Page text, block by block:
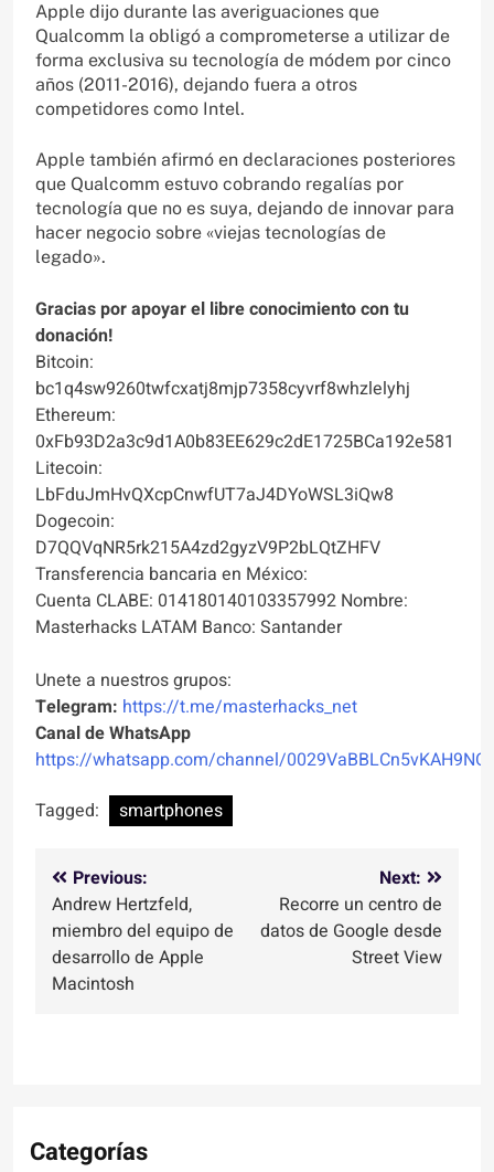
Apple dijo durante las averiguaciones que
Qualcomm la obligó a comprometerse a utilizar de
forma exclusiva su tecnología de módem por cinco
años (2011-2016), dejando fuera a otros
competidores como Intel.
Apple también afirmó en declaraciones posteriores
que Qualcomm estuvo cobrando regalías por
tecnología que no es suya, dejando de innovar para
hacer negocio sobre «viejas tecnologías de
legado».
Gracias por apoyar el libre conocimiento con tu
donación!
Bitcoin:
bc1q4sw9260twfcxatj8mjp7358cyvrf8whzlelyhj
Ethereum:
0xFb93D2a3c9d1A0b83EE629c2dE1725BCa192e581
Litecoin:
LbFduJmHvQXcpCnwfUT7aJ4DYoWSL3iQw8
Dogecoin:
D7QQVqNR5rk215A4zd2gyzV9P2bLQtZHFV
Transferencia bancaria en México:
Cuenta CLABE: 014180140103357992 Nombre:
Masterhacks LATAM Banco: Santander
Unete a nuestros grupos:
Telegram: https://t.me/masterhacks_net
Canal de WhatsApp
https://whatsapp.com/channel/
Tagged:
smartphones
Navegación
de
entradas
Previous:
Andrew Hertzfeld,
miembro del equipo de
desarrollo de Apple
Macintosh
Next:
Recorre un centro de
datos de Google desde
Street View
Categorías